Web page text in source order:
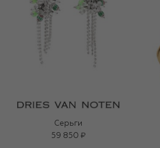
Серьги
59 850 ₽